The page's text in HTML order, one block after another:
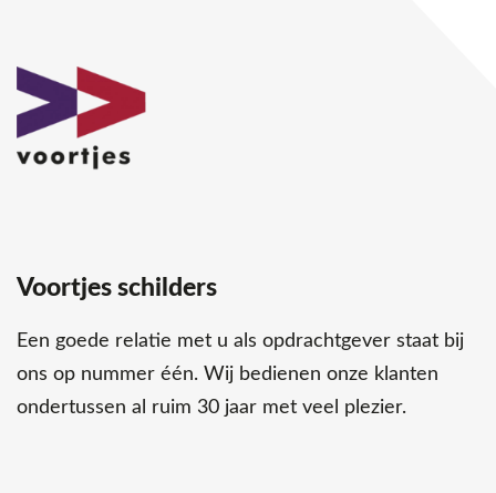
Voortjes schilders
Een goede relatie met u als opdrachtgever staat bij
ons op nummer één. Wij bedienen onze klanten
ondertussen al ruim 30 jaar met veel plezier.